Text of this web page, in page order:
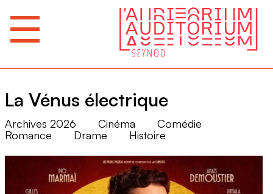
La Vénus électrique
Archives 2026 Cinéma
Comédie
Romance
Drame Histoire